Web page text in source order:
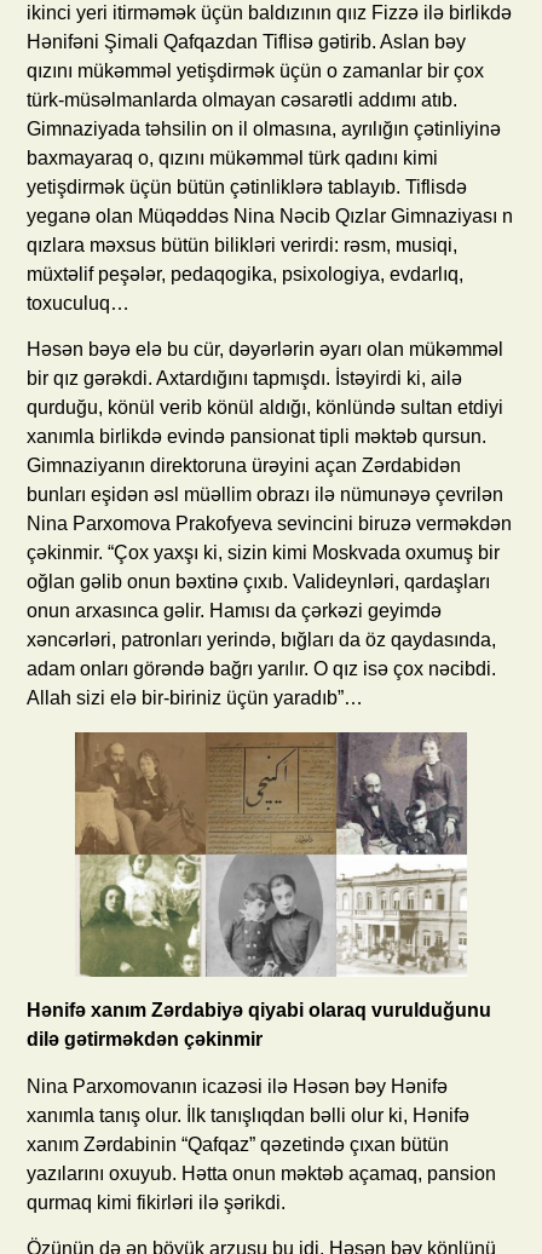
ikinci yeri itirməmək üçün baldızının qıız Fizzə ilə birlikdə
Hənifəni Şimali Qafqazdan Tiflisə gətirib. Aslan bəy
qızını mükəmməl yetişdirmək üçün o zamanlar bir çox
türk-müsəlmanlarda olmayan cəsarətli addımı atıb.
Gimnaziyada təhsilin on il olmasına, ayrılığın çətinliyinə
baxmayaraq o, qızını mükəmməl türk qadını kimi
yetişdirmək üçün bütün çətinliklərə tablayıb. Tiflisdə
yeganə olan Müqəddəs Nina Nəcib Qızlar Gimnaziyası n
qızlara məxsus bütün bilikləri verirdi: rəsm, musiqi,
müxtəlif peşələr, pedaqogika, psixologiya, evdarlıq,
toxuculuq…
Həsən bəyə elə bu cür, dəyərlərin əyarı olan mükəmməl
bir qız gərəkdi. Axtardığını tapmışdı. İstəyirdi ki, ailə
qurduğu, könül verib könül aldığı, könlündə sultan etdiyi
xanımla birlikdə evində pansionat tipli məktəb qursun.
Gimnaziyanın direktoruna ürəyini açan Zərdabidən
bunları eşidən əsl müəllim obrazı ilə nümunəyə çevrilən
Nina Parxomova Prakofyeva sevincini biruzə verməkdən
çəkinmir. “Çox yaxşı ki, sizin kimi Moskvada oxumuş bir
oğlan gəlib onun bəxtinə çıxıb. Valideynləri, qardaşları
onun arxasınca gəlir. Hamısı da çərkəzi geyimdə
xəncərləri, patronları yerində, bığları da öz qaydasında,
adam onları görəndə bağrı yarılır. O qız isə çox nəcibdi.
Allah sizi elə bir-biriniz üçün yaradıb”…
Hənifə xanım Zərdabiyə qiyabi olaraq vurulduğunu
dilə gətirməkdən çəkinmir
Nina Parxomovanın icazəsi ilə Həsən bəy Hənifə
xanımla tanış olur. İlk tanışlıqdan bəlli olur ki, Hənifə
xanım Zərdabinin “Qafqaz” qəzetində çıxan bütün
yazılarını oxuyub. Hətta onun məktəb açamaq, pansion
qurmaq kimi fikirləri ilə şərikdi.
Özünün də ən böyük arzusu bu idi. Həsən bəy könlünü